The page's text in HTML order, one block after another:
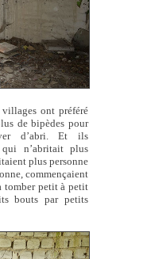
ont préféré
de bipèdes pour
d’abri. Et ils
n’abritait plus
plus personne
commençaient
tomber petit à petit
bouts par petits